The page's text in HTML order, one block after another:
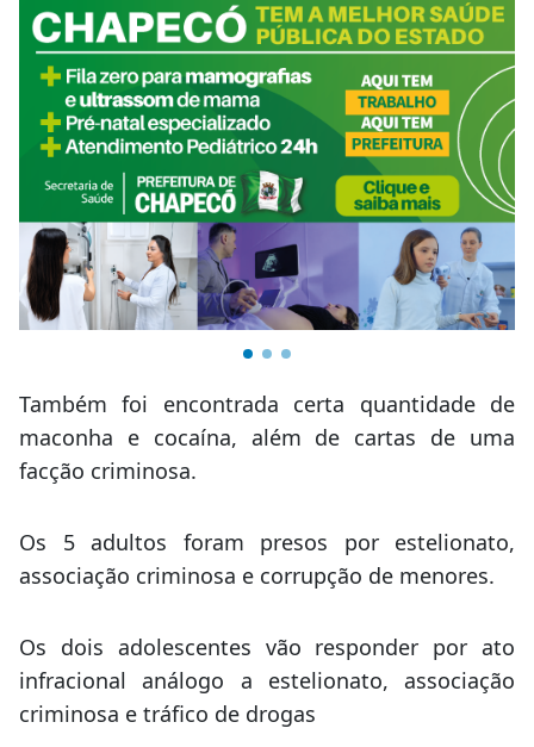
Também foi encontrada certa quantidade de
maconha e cocaína, além de cartas de uma
facção criminosa.
Os 5 adultos foram presos por estelionato,
associação criminosa e corrupção de menores.
Os dois adolescentes vão responder por ato
infracional análogo a estelionato, associação
criminosa e tráfico de drogas